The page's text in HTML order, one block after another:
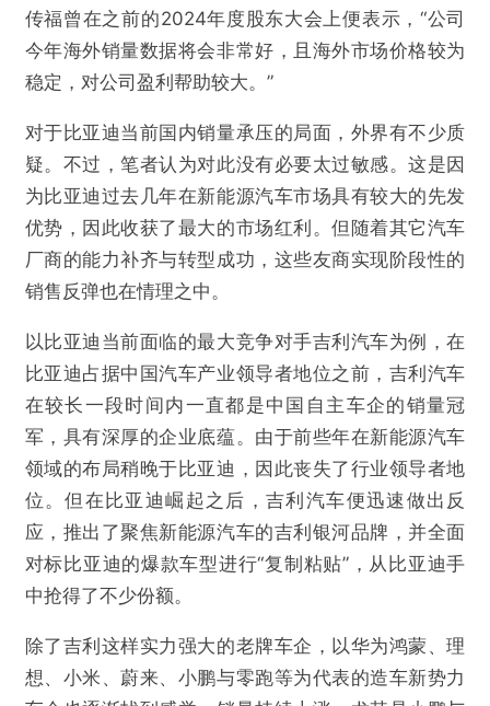
传福曾在之前的2024年度股东大会上便表示，“公司
今年海外销量数据将会非常好，且海外市场价格较为
稳定，对公司盈利帮助较大。”
对于比亚迪当前国内销量承压的局面，外界有不少质
疑。不过，笔者认为对此没有必要太过敏感。这是因
为比亚迪过去几年在新能源汽车市场具有较大的先发
优势，因此收获了最大的市场红利。但随着其它汽车
厂商的能力补齐与转型成功，这些友商实现阶段性的
销售反弹也在情理之中。
以比亚迪当前面临的最大竞争对手吉利汽车为例，在
比亚迪占据中国汽车产业领导者地位之前，吉利汽车
在较长一段时间内一直都是中国自主车企的销量冠
军，具有深厚的企业底蕴。由于前些年在新能源汽车
领域的布局稍晚于比亚迪，因此丧失了行业领导者地
位。但在比亚迪崛起之后，吉利汽车便迅速做出反
应，推出了聚焦新能源汽车的吉利银河品牌，并全面
对标比亚迪的爆款车型进行“复制粘贴”，从比亚迪手
中抢得了不少份额。
除了吉利这样实力强大的老牌车企，以华为鸿蒙、理
想、小米、蔚来、小鹏与零跑等为代表的造车新势力